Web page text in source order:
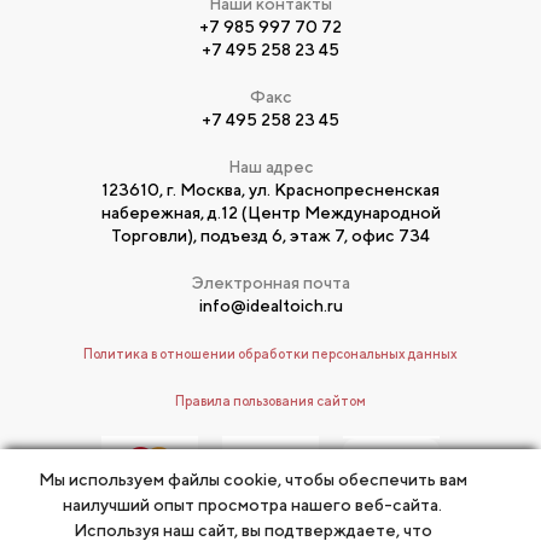
+7 985 997 70 72
+7 495 258 23 45
Факс
+7 495 258 23 45
Наш адрес
123610, г. Москва, ул. Краснопресненская
набережная, д.12 (Центр Международной
Торговли), подъезд 6, этаж 7, офис 734
Электронная почта
info@idealtoich.ru
Политика в отношении обработки персональных данных
Правила пользования сайтом
Мы используем файлы cookie, чтобы обеспечить вам
наилучший опыт просмотра нашего веб-сайта.
Используя наш сайт, вы подтверждаете, что